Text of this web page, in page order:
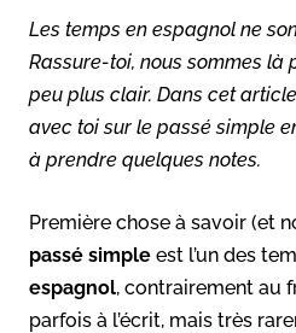
Les temps en espagnol ne
Rassure-toi, nous sommes là
peu plus clair. Dans cet
avec toi sur le passé simple
à prendre quelques notes.
Première chose à savoir (et
passé simple est l’un des
espagnol, contrairement au
parfois à l’écrit, mais très